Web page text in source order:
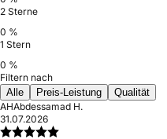
2 Sterne
0 %
1 Stern
0 %
Filtern nach
Alle
Preis-Leistung
Qualität
AHAbdessamad H.
31.07.2026